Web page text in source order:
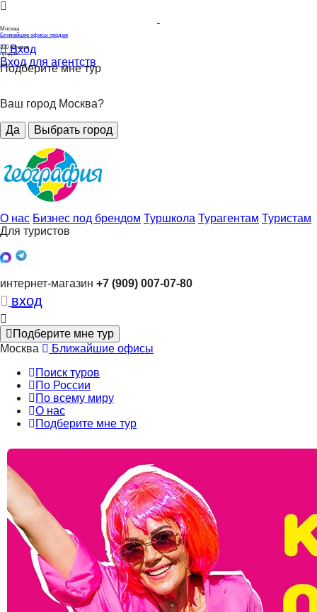
Москва
Ближайшие офисы продаж
320 офисов
продаж
Вход
Вход для агентств
Подберите мне тур
Ваш город Москва?
Да Выбрать город
О нас Бизнес под брендом Туршкола Турагентам Туристам
Для туристов
интернет-магазин +7 (909) 007-07-80
вход
Подберите мне тур
Москва
Ближайшие офисы
Поиск туров
По России
По всему миру
О нас
Подберите мне тур